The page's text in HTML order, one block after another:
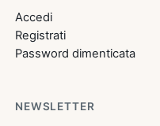
Accedi
Registrati
Password dimenticata
NEWSLETTER